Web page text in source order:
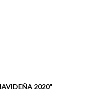
2020"